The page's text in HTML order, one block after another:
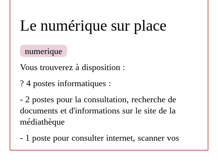
Le numérique sur place
numerique
Vous trouverez à disposition :
? 4 postes informatiques :
- 2 postes pour la consultation, recherche de
documents et d'informations sur le site de la
médiathèque
- 1 poste pour consulter internet, scanner vos
documents et utiliser le traitement de textes